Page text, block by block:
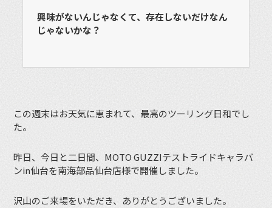
興味がないんじゃなくて、存在しないだけなん
じゃないかな？
この週末はお天気に恵まれて、最高のツーリング日和でし
た。
昨日、今日と二日間、MOTO GUZZIテストライドキャラバ
ンin仙台を南海部品仙台店様で開催しました。
沢山のご来場をいただき、ありがとうございました。